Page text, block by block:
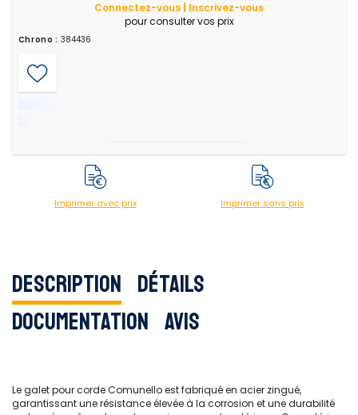
Connectez-vous | Inscrivez-vous
pour consulter vos prix
Chrono : 384436
Imprimer avec prix Imprimer sans prix
Description Détails
Documentation Avis
Le galet pour corde Comunello est fabriqué en acier zingué,
garantissant une résistance élevée à la corrosion et une durabilité